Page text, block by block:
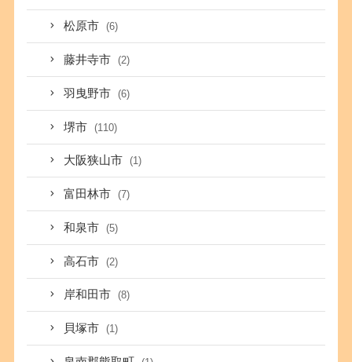
松原市 (6)
藤井寺市 (2)
羽曳野市 (6)
堺市 (110)
大阪狭山市 (1)
富田林市 (7)
和泉市 (5)
高石市 (2)
岸和田市 (8)
貝塚市 (1)